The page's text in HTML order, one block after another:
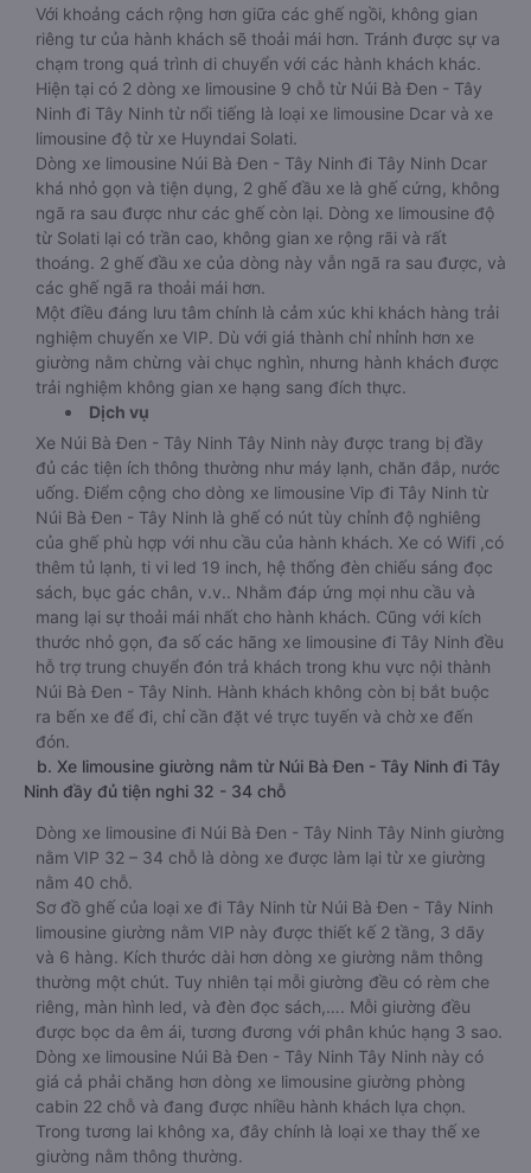
Với khoảng cách rộng hơn giữa các ghế ngồi, không gian
riêng tư của hành khách sẽ thoải mái hơn. Tránh được sự va
chạm trong quá trình di chuyển với các hành khách khác.
Hiện tại có 2 dòng xe limousine 9 chỗ từ Núi Bà Đen - Tây
Ninh đi Tây Ninh từ nổi tiếng là loại xe limousine Dcar và xe
limousine độ từ xe Huyndai Solati.
Dòng xe limousine Núi Bà Đen - Tây Ninh đi Tây Ninh Dcar
khá nhỏ gọn và tiện dụng, 2 ghế đầu xe là ghế cứng, không
ngã ra sau được như các ghế còn lại. Dòng xe limousine độ
từ Solati lại có trần cao, không gian xe rộng rãi và rất
thoáng. 2 ghế đầu xe của dòng này vẫn ngã ra sau được, và
các ghế ngã ra thoải mái hơn.
Một điều đáng lưu tâm chính là cảm xúc khi khách hàng trải
nghiệm chuyến xe VIP. Dù với giá thành chỉ nhỉnh hơn xe
giường nằm chừng vài chục nghìn, nhưng hành khách được
trải nghiệm không gian xe hạng sang đích thực.
Dịch vụ
Xe Núi Bà Đen - Tây Ninh Tây Ninh này được trang bị đầy
đủ các tiện ích thông thường như máy lạnh, chăn đắp, nước
uống. Điểm cộng cho dòng xe limousine Vip đi Tây Ninh từ
Núi Bà Đen - Tây Ninh là ghế có nút tùy chỉnh độ nghiêng
của ghế phù hợp với nhu cầu của hành khách. Xe có Wifi ,có
thêm tủ lạnh, ti vi led 19 inch, hệ thống đèn chiếu sáng đọc
sách, bục gác chân, v.v.. Nhằm đáp ứng mọi nhu cầu và
mang lại sự thoải mái nhất cho hành khách. Cũng với kích
thước nhỏ gọn, đa số các hãng xe limousine đi Tây Ninh đều
hỗ trợ trung chuyển đón trả khách trong khu vực nội thành
Núi Bà Đen - Tây Ninh. Hành khách không còn bị bắt buộc
ra bến xe để đi, chỉ cần đặt vé trực tuyến và chờ xe đến
đón.
b. Xe limousine giường nằm từ Núi Bà Đen - Tây Ninh đi Tây
Ninh đầy đủ tiện nghi 32 - 34 chỗ
Dòng xe limousine đi Núi Bà Đen - Tây Ninh Tây Ninh giường
nằm VIP 32 – 34 chỗ là dòng xe được làm lại từ xe giường
nằm 40 chỗ.
Sơ đồ ghế của loại xe đi Tây Ninh từ Núi Bà Đen - Tây Ninh
limousine giường nằm VIP này được thiết kế 2 tầng, 3 dãy
và 6 hàng. Kích thước dài hơn dòng xe giường nằm thông
thường một chút. Tuy nhiên tại mỗi giường đều có rèm che
riêng, màn hình led, và đèn đọc sách,…. Mỗi giường đều
được bọc da êm ái, tương đương với phân khúc hạng 3 sao.
Dòng xe limousine Núi Bà Đen - Tây Ninh Tây Ninh này có
giá cả phải chăng hơn dòng xe limousine giường phòng
cabin 22 chỗ và đang được nhiều hành khách lựa chọn.
Trong tương lai không xa, đây chính là loại xe thay thế xe
giường nằm thông thường.